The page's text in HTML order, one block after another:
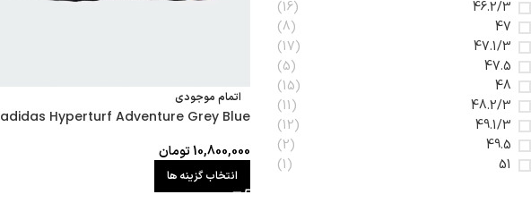
46.2/3
(16)
47
(8)
47.1/3
(17)
47.5
(5)
48
(15)
48.2/3
(11)
49.1/3
(12)
49.5
(2)
51
(1)
اتمام موجودی
adidas Hyperturf Adventure Grey Blue
10,800,000تومان
انتخاب گزینه ها